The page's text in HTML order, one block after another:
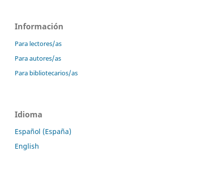
Información
Para lectores/as
Para autores/as
Para bibliotecarios/as
Idioma
Español (España)
English